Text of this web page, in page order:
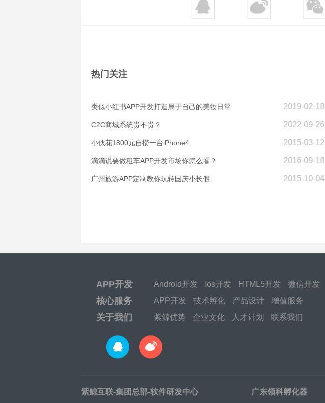
热门关注
2019-02-18
类似小红书APP开发打造属于自己的美妆日常
2022-09-26
C2C商城系统贵不贵？
2015-03-12
小伙花1800元自攒一台iPhone4
2016-09-18
滴滴说要做租车APP开发市场你怎么看？
2015-10-04
广州旅游APP定制教你玩转国庆小长假
APP开发 Android开发 Ios开发 HTML5开发 微信开发
核心服务 APP开发 技术孵化 产品设计 增值服务
关于我们 紫鲸优势 企业文化 人才计划 联系我们
紫鲸互联-集团总部-软件研发中心 广东领科孵化器